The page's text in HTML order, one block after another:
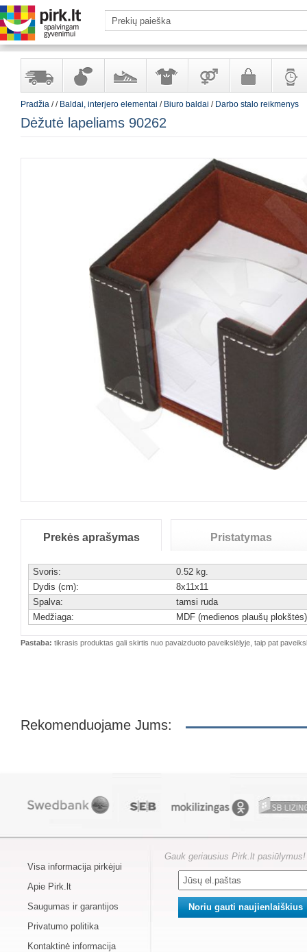
sandėlyjeir
kosmetika
ir
aksesuarai
Pradžia // Baldai, interjero elementai / Biuro baldai / Darbo stalo reikmenys
Dėžutė lapeliams 90262
Prekės aprašymas Pristatymas
Svoris:
0.52 kg.
Dydis (cm):
8x11x11
Spalva:
tamsi ruda
Medžiaga:
MDF (medienos plaušų
Pastaba: tikrasis produktas gali skirtis nuo pavaizduoto paveikslėlyje, taip pat
Rekomenduojame Jums:
Visa informacija pirkėjui
Apie Pirk.lt
Saugumas ir garantijos
Privatumo politika
Kontaktinė informacija
Gauk geriausius Pirk.lt pasiūlymus!